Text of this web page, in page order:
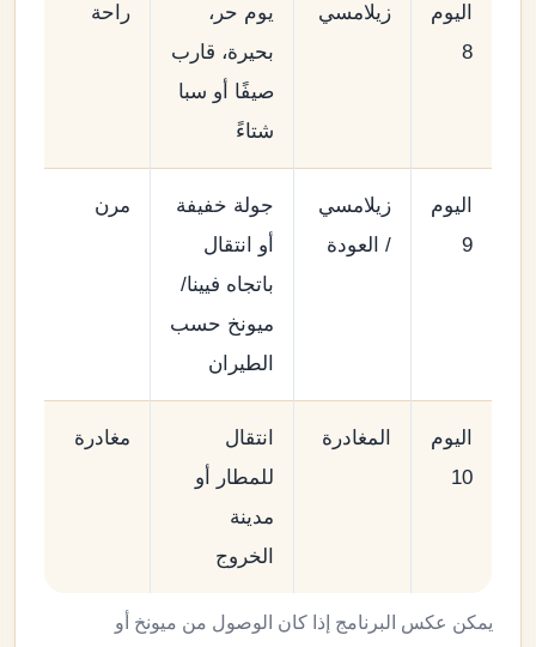
اليوم
8
زيلامسي
يوم حر،
بحيرة، قارب
صيفًا أو سبا
شتاءً
راحة
اليوم
9
زيلامسي
/ العودة
جولة خفيفة
أو انتقال
باتجاه فيينا/
ميونخ حسب
الطيران
مرن
اليوم
10
المغادرة
انتقال
للمطار أو
مدينة
الخروج
مغادرة
يمكن عكس البرنامج إذا كان الوصول من ميونخ أو